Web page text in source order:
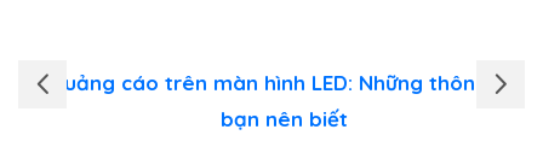
Quảng cáo trên màn hình LED: Những thông tin
bạn nên biết